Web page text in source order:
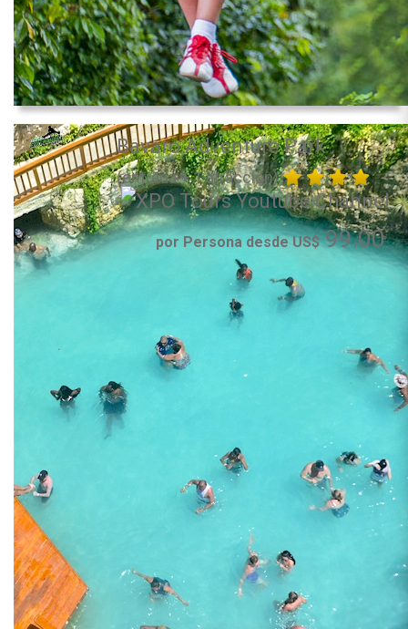
Bavaro Adventure Park
(entrada + 1 atracción)
por Persona desde US$99.00